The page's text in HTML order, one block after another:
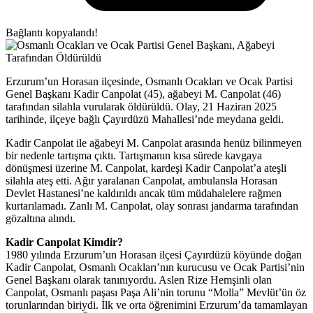
Bağlantı kopyalandı!
Erzurum’un Horasan ilçesinde, Osmanlı Ocakları ve Ocak Partisi
Genel Başkanı Kadir Canpolat (45), ağabeyi M. Canpolat (46)
tarafından silahla vurularak öldürüldü. Olay, 21 Haziran 2025
tarihinde, ilçeye bağlı Çayırdüzü Mahallesi’nde meydana geldi.
Kadir Canpolat ile ağabeyi M. Canpolat arasında henüz bilinmeyen
bir nedenle tartışma çıktı. Tartışmanın kısa sürede kavgaya
dönüşmesi üzerine M. Canpolat, kardeşi Kadir Canpolat’a ateşli
silahla ateş etti. Ağır yaralanan Canpolat, ambulansla Horasan
Devlet Hastanesi’ne kaldırıldı ancak tüm müdahalelere rağmen
kurtarılamadı. Zanlı M. Canpolat, olay sonrası jandarma tarafından
gözaltına alındı.
Kadir Canpolat Kimdir?
1980 yılında Erzurum’un Horasan ilçesi Çayırdüzü köyünde doğan
Kadir Canpolat, Osmanlı Ocakları’nın kurucusu ve Ocak Partisi’nin
Genel Başkanı olarak tanınıyordu. Aslen Rize Hemşinli olan
Canpolat, Osmanlı paşası Paşa Ali’nin torunu “Molla” Mevlüt’ün öz
torunlarından biriydi. İlk ve orta öğrenimini Erzurum’da tamamlayan